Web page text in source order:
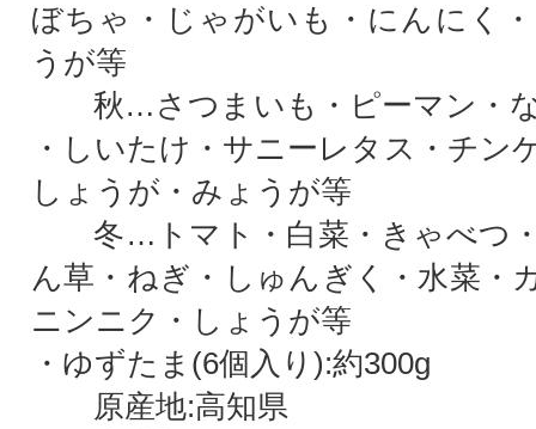
ぼちゃ・じゃがいも・にんにく
うが等
秋…さつまいも・ピーマン・な
・しいたけ・サニーレタス・チン
しょうが・みょうが等
冬…トマト・白菜・きゃべつ・
ん草・ねぎ・しゅんぎく・水菜・
ニンニク・しょうが等
・ゆずたま(6個入り):約300g
原産地:高知県